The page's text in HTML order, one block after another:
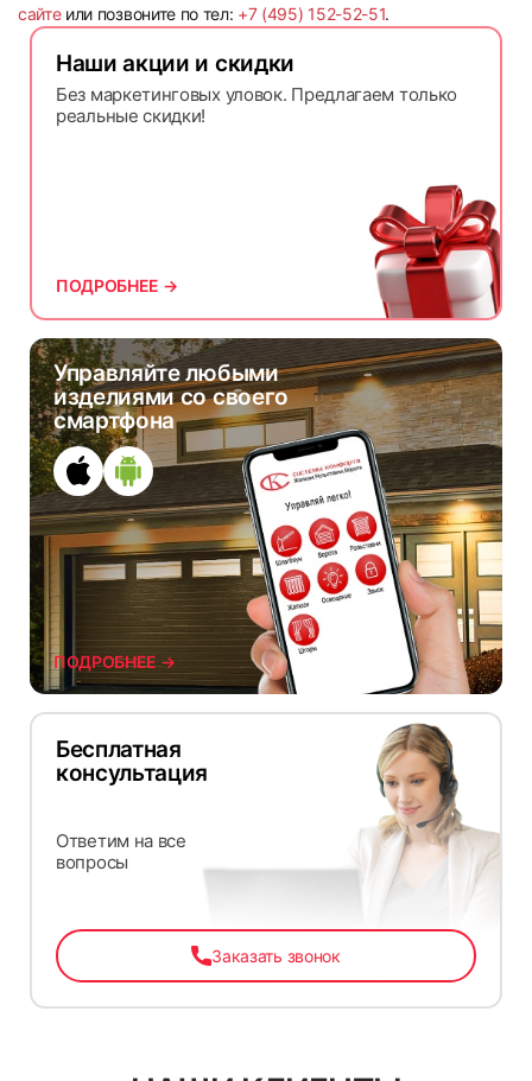
Управляйте любыми
изделиями со своего
смартфона
ПОДРОБНЕЕ →
Наши акции и скидки
Без маркетинговых уловок. Предлагаем только
реальные скидки!
ПОДРОБНЕЕ →
Бесплатная
консультация
Ответим на все
вопросы
Заказать звонок
сайтеили позвоните по тел: +7 (495) 152-52-51.